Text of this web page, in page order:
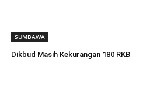
SUMBAWA
Dikbud Masih Kekurangan 180 RKB